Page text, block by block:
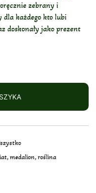
zebrany i
dla każdego kto lubi
doskonały jako prezent
,medalion,roślina